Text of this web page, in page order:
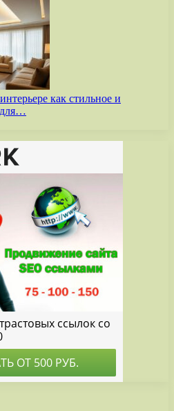
как стильное и
для…